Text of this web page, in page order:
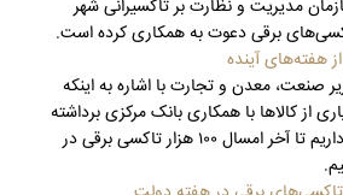
مدیریت و نظارت بر تاکسیرانی شهر
برقی دعوت به همکاری کرده است.
هفته‌های آینده
صنعت، معدن و تجارت با اشاره به اینکه
کالاها با همکاری بانک مرکزی برداشته
شده است، گفت: برنامه داریم تا آخر امسال ۱۰۰ هزار تاکسی برقی در